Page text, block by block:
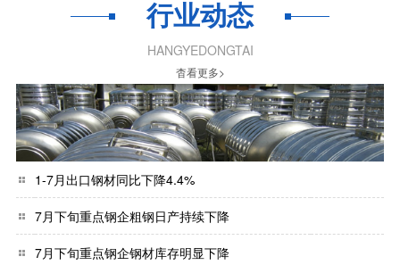
行业动态
HANGYEDONGTAI
杳看更多>
1-7月出口钢材同比下降4.4%
7月下旬重点钢企粗钢日产持续下降
7月下旬重点钢企钢材库存明显下降